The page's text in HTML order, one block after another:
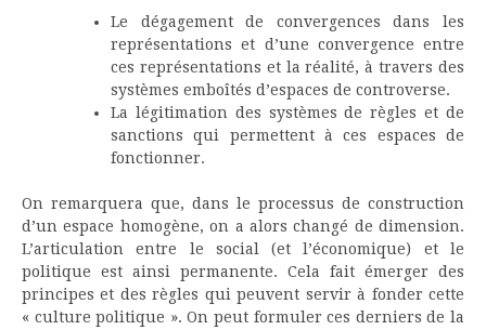
Le dégagement de convergences dans les
représentations et d’une convergence entre
ces représentations et la réalité, à travers des
systèmes emboîtés d’espaces de controverse.
La légitimation des systèmes de règles et de
sanctions qui permettent à ces espaces de
fonctionner.
On remarquera que, dans le processus de construction
d’un espace homogène, on a alors changé de dimension.
L’articulation entre le social (et l’économique) et le
politique est ainsi permanente. Cela fait émerger des
principes et des règles qui peuvent servir à fonder cette
« culture politique ». On peut formuler ces derniers de la